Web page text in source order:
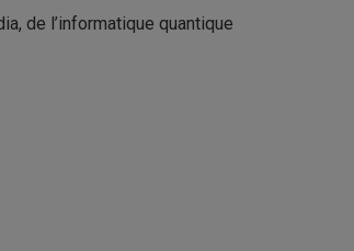
de l’informatique quantique